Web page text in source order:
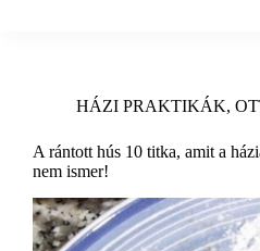
HÁZI PRAKTIKÁK,
A rántott hús 10 titka, amit a
nem ismer!